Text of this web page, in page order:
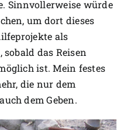
Sinnvollerweise würde
um dort dieses
als
das Reisen
ist. Mein festes
die nur dem
dem Geben.